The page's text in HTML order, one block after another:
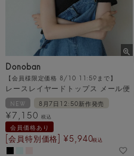
Donoban
【会員様限定価格 8/10 11:59まで】
レースレイヤードトップス メール便
NEW 8月7日12:50新作発売
¥7,150 税込
会員価格あり
[会員特別価格] ¥5,940税込